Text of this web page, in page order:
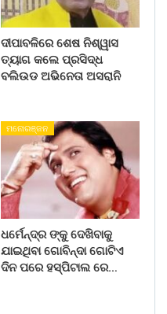
ଦୀପାବଳିରେ ଶେଷ ନିଶ୍ୱାସ
ତ୍ୟାଗ କଲେ ପ୍ରସିଦ୍ଧ
ବଲିଉଡ ଅଭିନେତା ଅସରାନି
ମନୋରଞ୍ଜନ
ଧର୍ମେନ୍ଦ୍ର ଙ୍କୁ ଦେଖିବାକୁ
ଯାଇଥିବା ଗୋବିନ୍ଦା ଗୋଟିଏ
ଦିନ ପରେ ହସ୍ପିଟାଲ ରେ…